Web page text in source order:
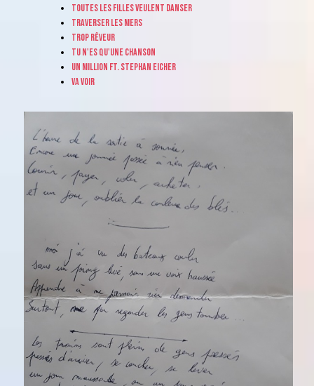
Toutes les filles veulent danser
Traverser les mers
Trop rêveur
Tu n'es qu'une chanson
Un million ft. Stephan Eicher
Va voir